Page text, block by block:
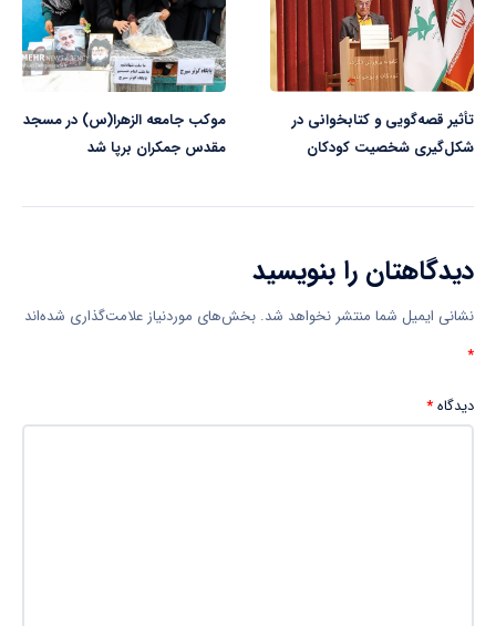
تأثیر قصه‌گویی و کتابخوانی در
شکل‌گیری شخصیت کودکان
موکب جامعه الزهرا(س) در مسجد
مقدس جمکران برپا شد
دیدگاهتان را بنویسید
نشانی ایمیل شما منتشر نخواهد شد. بخش‌های موردنیاز علامت‌گذاری شده‌اند
*
دیدگاه*